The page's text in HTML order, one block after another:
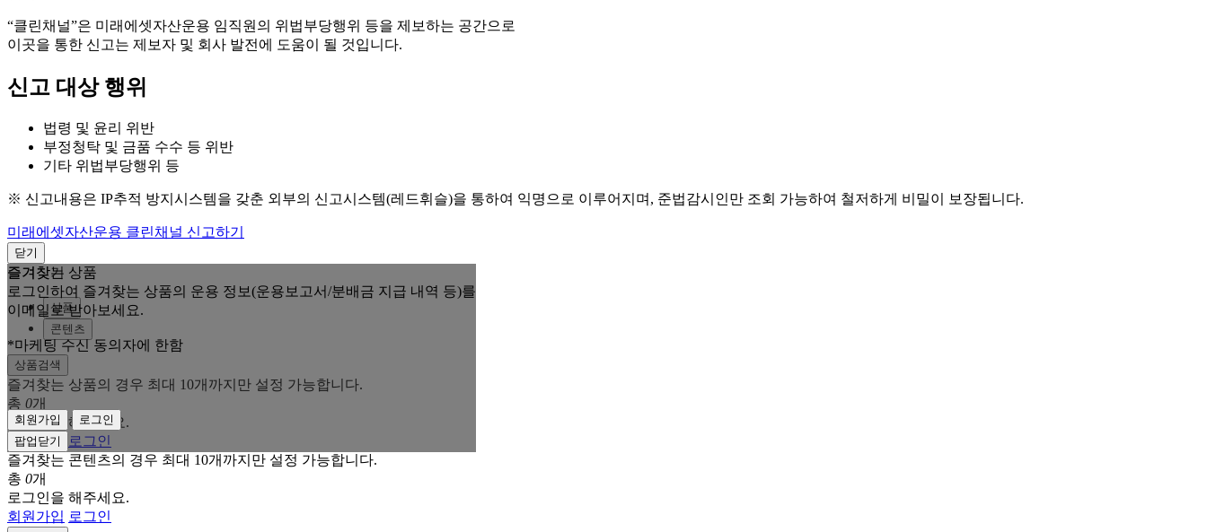
“클린채널”은 미래에셋자산운용 임직원의 위법부당행위 등을 제보하는 공간으로
이곳을 통한 신고는 제보자 및 회사 발전에 도움이 될 것입니다.
신고 대상 행위
법령 및 윤리 위반
부정청탁 및 금품 수수 등 위반
기타 위법부당행위 등
※ 신고내용은 IP추적 방지시스템을 갖춘 외부의 신고시스템(레드휘슬)을 통하여 익명으로 이루어지며, 준법감시인만 조회 가능하여 철저하게 비밀이 보장됩니다.
미래에셋자산운용 클린채널 신고하기
닫기
즐겨찾는 상품
로그인하여 즐겨찾는 상품의 운용 정보(운용보고서/분배금 지급 내역 등)를
이메일로 받아보세요.
*마케팅 수신 동의자에 한함
회원가입
로그인
팝업닫기
즐겨찾기
상품
콘텐츠
상품검색
즐겨찾는 상품의 경우 최대 10개까지만 설정 가능합니다.
총 0개
로그인을 해주세요.
회원가입
로그인
즐겨찾는 콘텐츠의 경우 최대 10개까지만 설정 가능합니다.
총 0개
로그인을 해주세요.
회원가입 로그인